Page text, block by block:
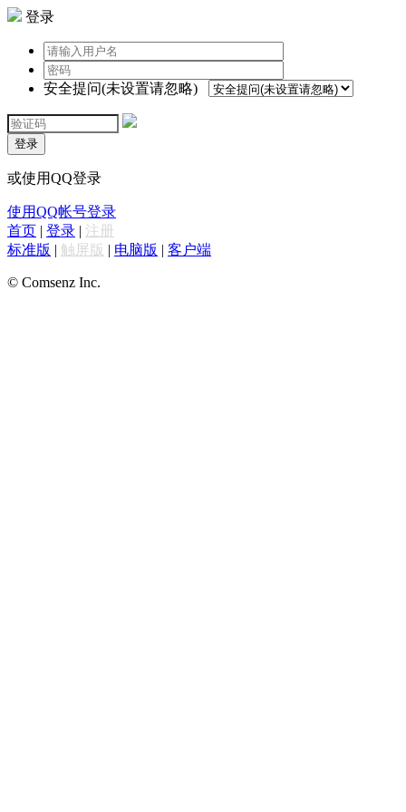
登录
安全提问(未设置请忽略)
登录
或使用QQ登录
使用QQ帐号登录
首页 | 登录 | 注册
标准版 | 触屏版 | 电脑版 | 客户端
© Comsenz Inc.